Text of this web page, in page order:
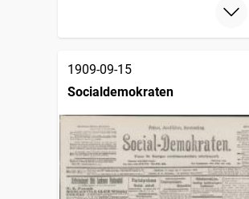
1909-09-15
Socialdemokraten